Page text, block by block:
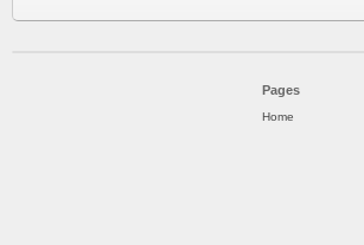
Pages
Home